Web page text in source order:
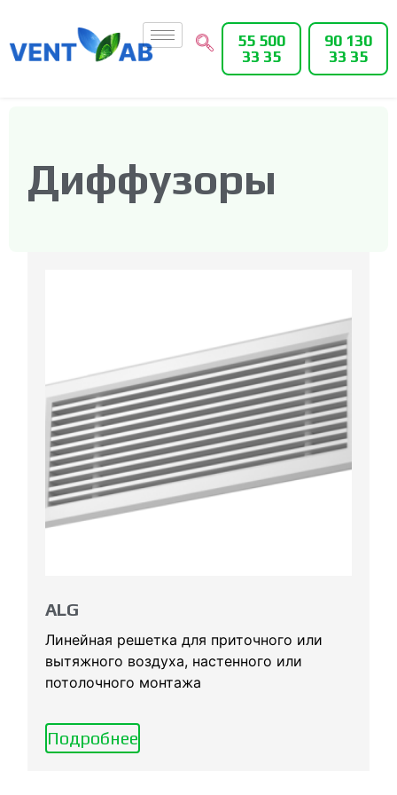
55 500
33 35
90 130
33 35
Диффузоры
ALG
Линейная решетка для приточного или
вытяжного воздуха, настенного или
потолочного монтажа
Подробнее